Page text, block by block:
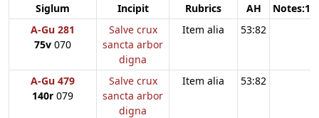
Siglum Incipit Rubrics AH Notes:1
A-Gu 281
75v 070
Salve crux
sancta arbor
digna
Item alia 53:82
A-Gu 479
140r 079
Salve crux
sancta arbor
digna
Item alia 53:82